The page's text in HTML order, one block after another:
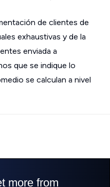
de clientes de
exhaustivas y de la
enviada a
que se indique lo
se calculan a nivel